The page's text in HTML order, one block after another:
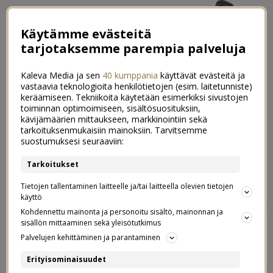
Kuinka vaalia läheisiä
sisarussuhteita
Te tiedätte – olen ainoa lapsi, jolla ei ole kokemuksia
omista sisaruksista. On superläheisiä serkkuja ja täti,
joka on kuin isosisko sekä käly, josta on tullut mulle
pikkusisko. Mutta ei omia sisaruksia. Mulla ei ole
kokemusta siitä, millaista on kasvaa perheessä, jossa
Käytämme evästeitä
tarjotaksemme parempia palveluja
Kaleva Media ja sen 40 kumppania käyttävät evästeitä ja
vastaavia teknologioita henkilötietojen (esim. laitetunniste)
keräämiseen. Tekniikoita käytetään esimerkiksi sivustojen
toiminnan optimoimiseen, sisältösuosituksiin,
kävijämäärien mittaukseen, markkinointiin sekä
tarkoituksenmukaisiin mainoksiin. Tarvitsemme
suostumuksesi seuraaviin:
Tarkoitukset
Tietojen tallentaminen laitteelle ja/tai laitteella olevien tietojen
käyttö
Kohdennettu mainonta ja personoitu sisältö, mainonnan ja
sisällön mittaaminen sekä yleisötutkimus
Palvelujen kehittäminen ja parantaminen
Erityisominaisuudet